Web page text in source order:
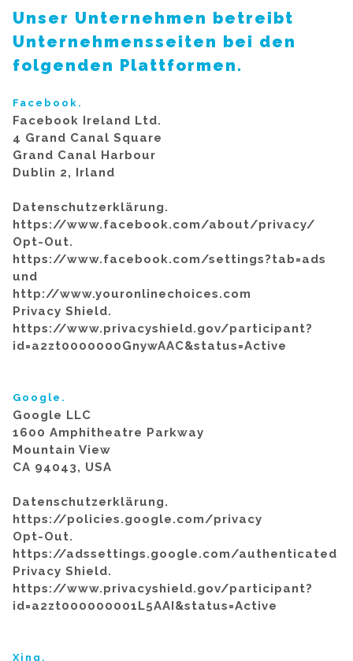
Unser Unternehmen betreibt
Unternehmensseiten bei den
folgenden Plattformen.
Facebook.
Facebook Ireland Ltd.
4 Grand Canal Square
Grand Canal Harbour
Dublin 2, Irland
Datenschutzerklärung.
https://www.facebook.com/about/privacy/
Opt-Out.
https://www.facebook.com/settings?tab=ads
und
http://www.youronlinechoices.com
Privacy Shield.
https://www.privacyshield.gov/participant?
id=a2zt0000000GnywAAC&status=Active
Google.
Google LLC
1600 Amphitheatre Parkway
Mountain View
CA 94043, USA
Datenschutzerklärung.
https://policies.google.com/privacy
Opt-Out.
https://adssettings.google.com/authenticated
Privacy Shield.
https://www.privacyshield.gov/participant?
id=a2zt000000001L5AAI&status=Active
Xing.